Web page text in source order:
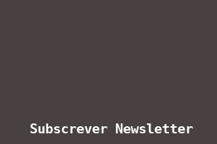
Subscrever Newsletter